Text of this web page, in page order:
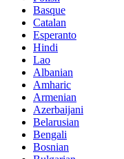
Basque
Catalan
Esperanto
Hindi
Lao
Albanian
Amharic
Armenian
Azerbaijani
Belarusian
Bengali
Bosnian